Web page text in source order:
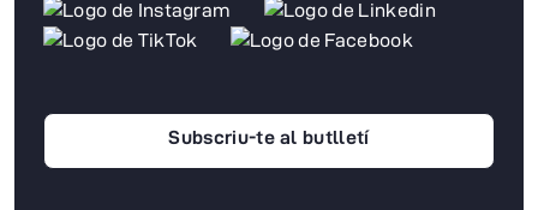
Subscriu-te al butlletí